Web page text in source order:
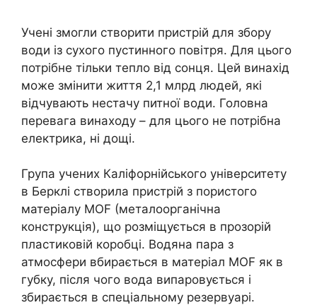
Учені змогли створити пристрій для збору
води із сухого пустинного повітря. Для цього
потрібне тільки тепло від сонця. Цей винахід
може змінити життя 2,1 млрд людей, які
відчувають нестачу питної води. Головна
перевага винаходу – для цього не потрібна
електрика, ні дощі.
Група учених Каліфорнійського університету
в Берклі створила пристрій з пористого
матеріалу MOF (металоорганічна
конструкція), що розміщується в прозорій
пластиковій коробці. Водяна пара з
атмосфери вбирається в матеріал MOF як в
губку, після чого вода випаровується і
збирається в спеціальному резервуарі.